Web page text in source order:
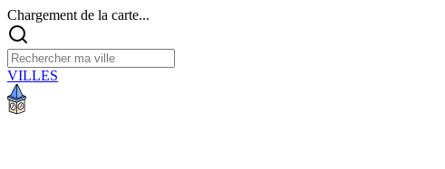
Chargement de la carte...
VILLES